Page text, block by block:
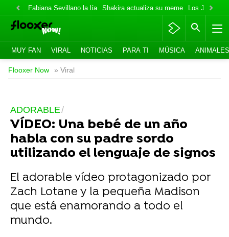
Fabiana Sevillano la lía Shakira actualiza su meme Los Jonas
MUY FAN VIRAL NOTICIAS PARA TI MÚSICA ANIMALES
Flooxer Now » Viral
ADORABLE
VÍDEO: Una bebé de un año
habla con su padre sordo
utilizando el lenguaje de signos
El adorable vídeo protagonizado por
Zach Lotane y la pequeña Madison
que está enamorando a todo el
mundo.